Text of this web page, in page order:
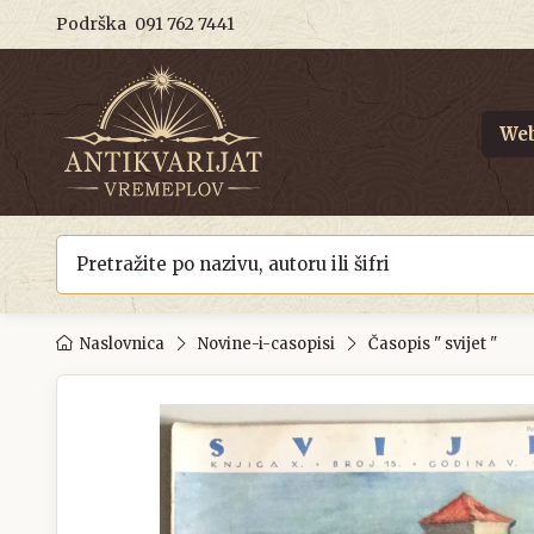
Podrška 091 762 7441
Naslovnica Novine-i-casopisi Časopis " svijet "